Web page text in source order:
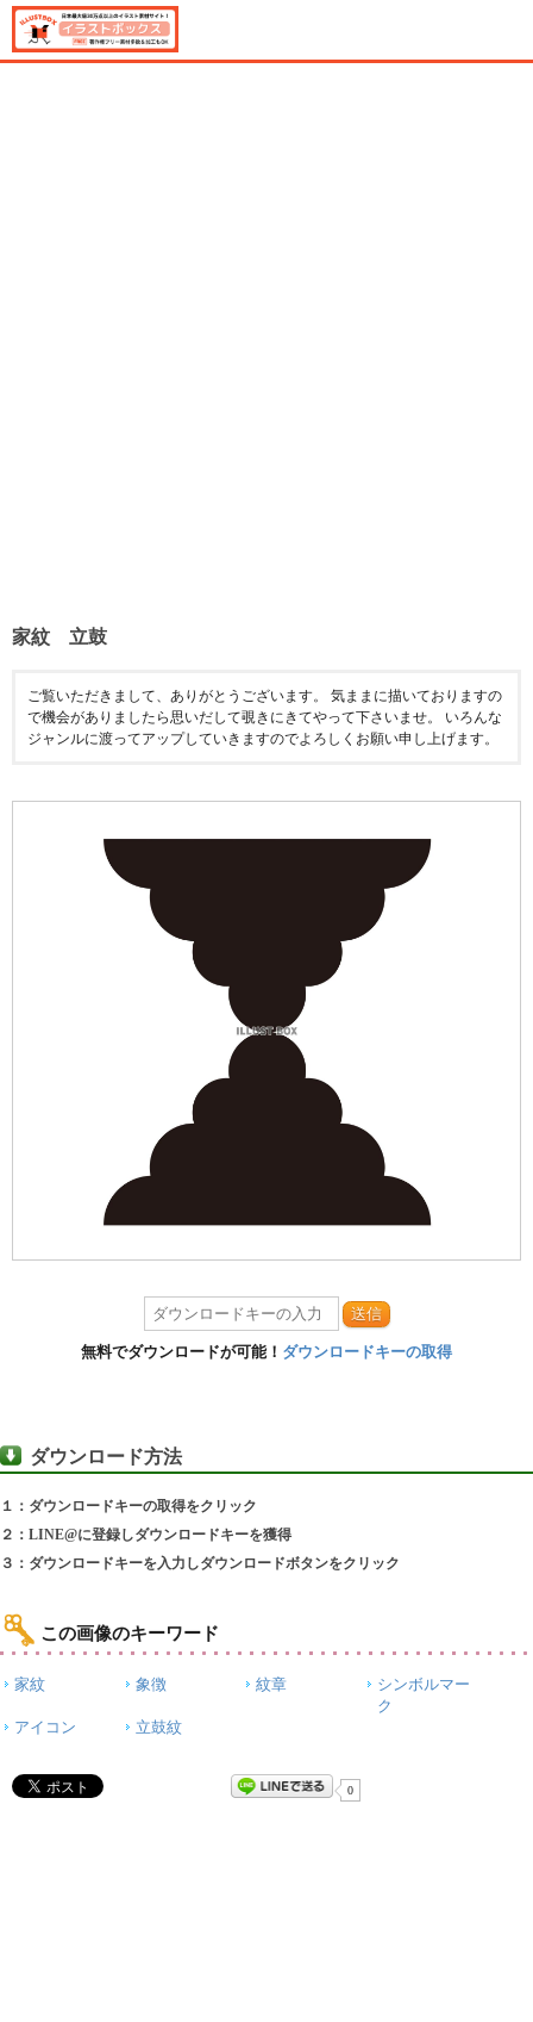
家紋 立鼓
ご覧いただきまして、ありがとうございます。 気ままに描いておりますの
で機会がありましたら思いだして覗きにきてやって下さいませ。 いろんな
ジャンルに渡ってアップしていきますのでよろしくお願い申し上げます。
送信
無料でダウンロードが可能！ ダウンロードキーの取得
ダウンロード方法
１：ダウンロードキーの取得をクリック
２：LINE@に登録しダウンロードキーを獲得
３：ダウンロードキーを入力しダウンロードボタンをクリック
この画像のキーワード
家紋 象徴 紋章
シンボルマー
ク
アイコン
立鼓紋
0